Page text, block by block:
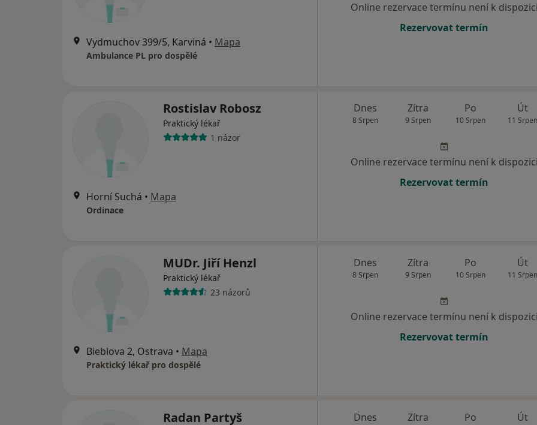
Vydmuchov 399/5, Karviná • Mapa
Ambulance PL pro dospělé
Online rezervace termínu není k dispozici
Rezervovat termín
Rostislav Robosz
Praktický lékař
1 názor
Horní Suchá • Mapa
Ordinace
Dnes
8 Srpen
Zítra
9 Srpen
Po
10 Srpen
Út
11 Srpen
Online rezervace termínu není k dispozici
Rezervovat termín
MUDr. Jiří Henzl
Praktický lékař
23 názorů
Bieblova 2, Ostrava • Mapa
Praktický lékař pro dospělé
Dnes
8 Srpen
Zítra
9 Srpen
Po
10 Srpen
Út
11 Srpen
Online rezervace termínu není k dispozici
Rezervovat termín
Radan Partyš Dnes Zítra Po Út